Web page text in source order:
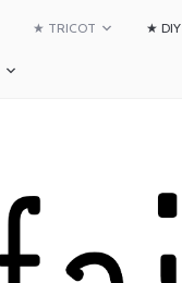
★ TRICOT ★ DIY